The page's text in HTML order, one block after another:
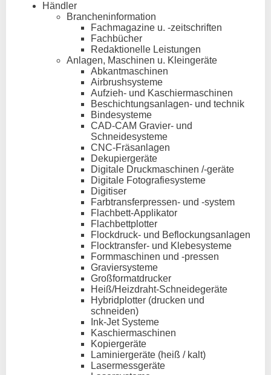
Händler
Brancheninformation
Fachmagazine u. -zeitschriften
Fachbücher
Redaktionelle Leistungen
Anlagen, Maschinen u. Kleingeräte
Abkantmaschinen
Airbrushsysteme
Aufzieh- und Kaschiermaschinen
Beschichtungsanlagen- und technik
Bindesysteme
CAD-CAM Gravier- und
Schneidesysteme
CNC-Fräsanlagen
Dekupiergeräte
Digitale Druckmaschinen /-geräte
Digitale Fotografiesysteme
Digitiser
Farbtransferpressen- und -system
Flachbett-Applikator
Flachbettplotter
Flockdruck- und Beflockungsanlagen
Flocktransfer- und Klebesysteme
Formmaschinen und -pressen
Graviersysteme
Großformatdrucker
Heiß/Heizdraht-Schneidegeräte
Hybridplotter (drucken und
schneiden)
Ink-Jet Systeme
Kaschiermaschinen
Kopiergeräte
Laminiergeräte (heiß / kalt)
Lasermessgeräte